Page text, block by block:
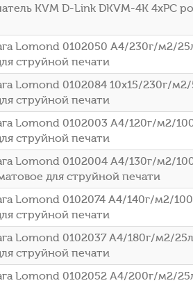
KVM D-Link DKVM-4K 4xPC
Lomond 0102050 A4/230г/м2/
струйной печати
Lomond 0102084 10x15/230г/
струйной печати
Lomond 0102003 A4/120г/м2/
струйной печати
Lomond 0102004 A4/130г/м2/
для струйной печати
Lomond 0102074 A4/140г/м2/
струйной печати
Lomond 0102037 A4/180г/м2/
струйной печати
Lomond 0102052 A4/200г/м2/